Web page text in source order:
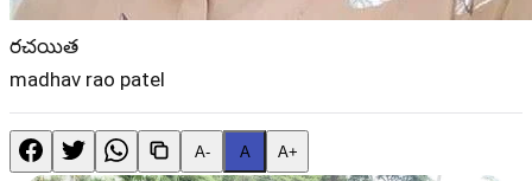
రచయిత
madhav rao patel
A- A A+